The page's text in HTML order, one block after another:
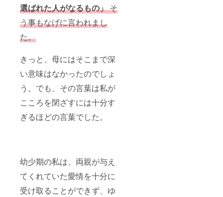
選ばれた人がなるもの」そ
う事もなげに言われまし
た。
きっと、母にはそこまで深
い意味はなかったのでしょ
う。でも、その言葉は私が
こころを閉ざすには十分す
ぎるほどの言葉でした。
幼少期の私は、両親が与え
てくれていた愛情を十分に
受け取ることができず、ゆ